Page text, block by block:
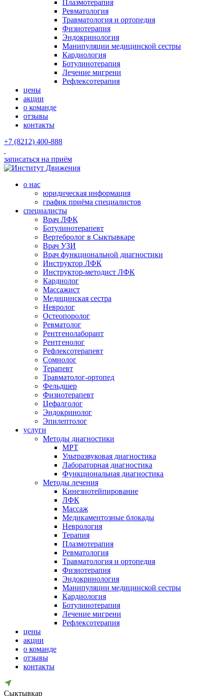
Плазмотерапия
Ревматология
Травматология и ортопедия
Физиотерапия
Эндокринология
Манипуляции медицинской сестры
Кардиология
Ботулинотерапия
Лечение мигрени
Рефлексотерапия
цены
акции
о команде
отзывы
контакты
+7 (8212) 400-888
записаться на приём
о нас
юридическая информация
график приёма специалистов
специалисты
Врач ЛФК
Ботулинотерапевт
Вертебролог в Сыктывкаре
Врач УЗИ
Врач функциональной диагностики
Инструктор ЛФК
Инструктор-методист ЛФК
Кардиолог
Массажист
Медицинская сестра
Невролог
Остеопоролог
Ревматолог
Рентгенолаборант
Рентгенолог
Рефлексотерапевт
Сомнолог
Терапевт
Травматолог-ортопед
Фельдшер
Физиотерапевт
Цефалголог
Эндокринолог
Эпилептолог
услуги
Методы диагностики
МРТ
Ультразвуковая диагностика
Лабораторная диагностика
Функциональная диагностика
Методы лечения
Кинезиотейпирование
ЛФК
Массаж
Медикаментозные блокады
Неврология
Терапия
Плазмотерапия
Ревматология
Травматология и ортопедия
Физиотерапия
Эндокринология
Манипуляции медицинской сестры
Кардиология
Ботулинотерапия
Лечение мигрени
Рефлексотерапия
цены
акции
о команде
отзывы
контакты
Сыктывкар